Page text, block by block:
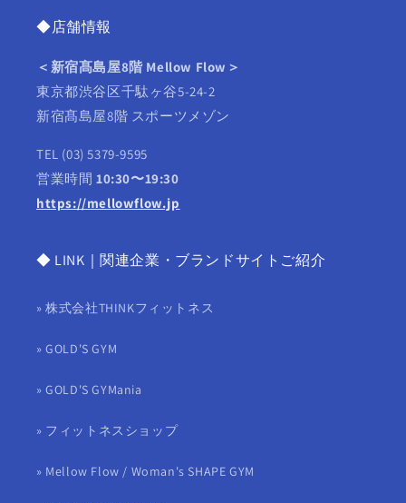
◆店舗情報
＜新宿髙島屋8階 Mellow Flow＞
東京都渋谷区千駄ヶ谷5‑24‑2
新宿髙島屋8階 スポーツメゾン
TEL (03) 5379-9595
営業時間 10:30〜19:30
https://mellowflow.jp
◆ LINK｜関連企業・ブランドサイトご紹介
» 株式会社THINKフィットネス
» GOLD'S GYM
» GOLD'S GYMania
» フィットネスショップ
» Mellow Flow / Woman's SHAPE GYM